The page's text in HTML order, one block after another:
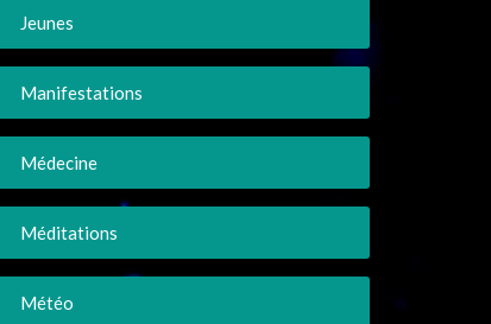
Jeunes
Manifestations
Médecine
Méditations
Météo